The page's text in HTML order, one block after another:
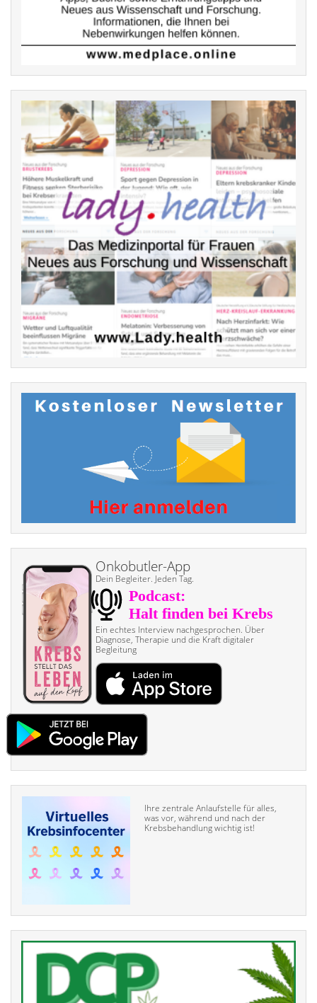
Onkobutler-App
Dein Begleiter. Jeden Tag.
Ein echtes Interview nach­gesprochen. Über
Diagnose, Therapie und die Kraft digitaler
Begleitung
Ihre zentrale Anlaufstelle für alles,
was vor, während und nach der
Krebsbehandlung wichtig ist!